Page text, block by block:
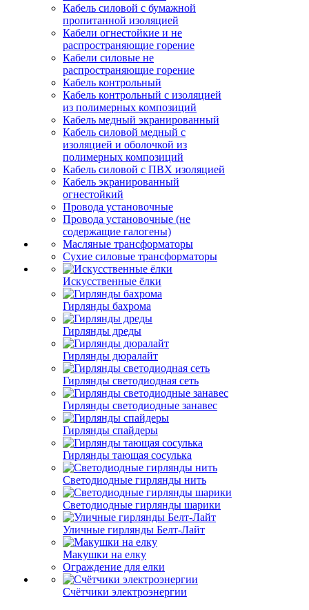
Кабель силовой с бумажной
пропитанной изоляцией
Кабели огнестойкие и не
распространяющие горение
Кабели силовые не
распространяющие горение
Кабель контрольный
Кабель контрольный с изоляцией
из полимерных композиций
Кабель медный экранированный
Кабель силовой медный с
изоляцией и оболочкой из
полимерных композиций
Кабель силовой с ПВХ изоляцией
Кабель экранированный
огнестойкий
Провода установочные
Провода установочные (не
содержащие галогены)
Масляные трансформаторы
Сухие силовые трансформаторы
Искусственные ёлки
Гирлянды бахрома
Гирлянды дреды
Гирлянды дюралайт
Гирлянды светодиодная сеть
Гирлянды светодиодные занавес
Гирлянды спайдеры
Гирлянды тающая сосулька
Светодиодные гирлянды нить
Светодиодные гирлянды шарики
Уличные гирлянды Белт-Лайт
Макушки на елку
Ограждение для елки
Счётчики электроэнергии